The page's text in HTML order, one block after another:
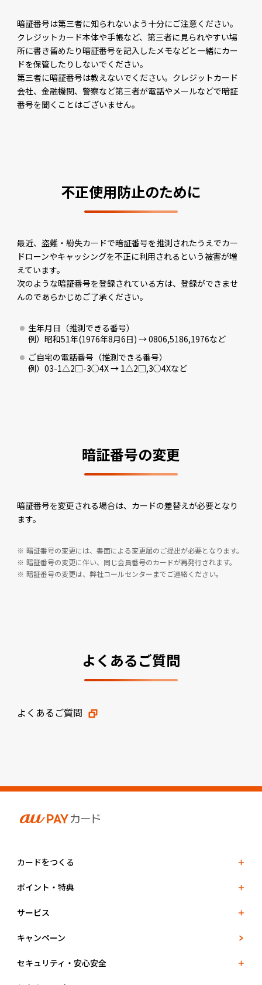
暗証番号は第三者に知られないよう十分にご注意ください。
クレジットカード本体や手帳など、第三者に見られやすい場
所に書き留めたり暗証番号を記入したメモなどと一緒にカー
ドを保管したりしないでください。
第三者に暗証番号は教えないでください。クレジットカード
会社、金融機関、警察など第三者が電話やメールなどで暗証
番号を聞くことはございません。
不正使用防止のために
最近、盗難・紛失カードで暗証番号を推測されたうえでカー
ドローンやキャッシングを不正に利用されるという被害が増
えています。
次のような暗証番号を登録されている方は、登録ができませ
んのであらかじめご了承ください。
生年月日（推測できる番号）
例）昭和51年(1976年8月6日) → 0806,5186,1976など
ご自宅の電話番号（推測できる番号）
例）03-1△2□-3○4X → 1△2□,3○4Xなど
暗証番号の変更
暗証番号を変更される場合は、カードの差替えが必要となり
ます。
暗証番号の変更には、書面による変更届のご提出が必要となります。
暗証番号の変更に伴い、同じ会員番号のカードが再発行されます。
暗証番号の変更は、弊社コールセンターまでご連絡ください。
よくあるご質問
よくあるご質問
カードをつくる
ポイント・特典
サービス
キャンペーン
セキュリティ・安心安全